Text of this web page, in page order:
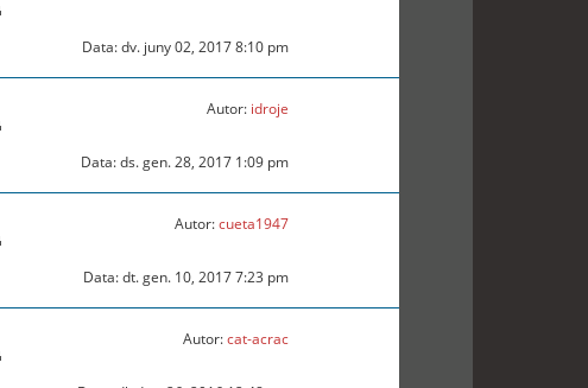
Data: dv. juny 02, 2017 8:10 pm
Autor: idroje
Data: ds. gen. 28, 2017 1:09 pm
Autor:cueta1947
Data: dt. gen. 10, 2017 7:23 pm
Autor:cat-acrac